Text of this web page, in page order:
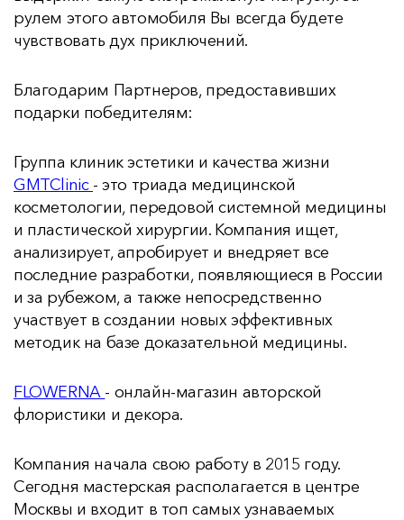
рулем этого автомобиля Вы всегда будете
чувствовать дух приключений.
Благодарим Партнеров, предоставивших
подарки победителям:
Группа клиник эстетики и качества жизни
GMTClinic - это триада медицинской
косметологии, передовой системной медицины
и пластической хирургии. Компания ищет,
анализирует, апробирует и внедряет все
последние разработки, появляющиеся в России
и за рубежом, а также непосредственно
участвует в создании новых эффективных
методик на базе доказательной медицины.
FLOWERNA - онлайн-магазин авторской
флористики и декора.
Компания начала свою работу в 2015 году.
Сегодня мастерская располагается в центре
Москвы и входит в топ самых узнаваемых